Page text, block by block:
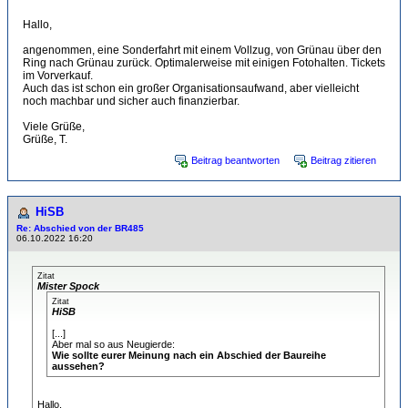
Hallo,
angenommen, eine Sonderfahrt mit einem Vollzug, von Grünau über den
Ring nach Grünau zurück. Optimalerweise mit einigen Fotohalten. Tickets
im Vorverkauf.
Auch das ist schon ein großer Organisationsaufwand, aber vielleicht
noch machbar und sicher auch finanzierbar.
Viele Grüße,
Grüße, T.
Beitrag beantworten Beitrag zitieren
HiSB
Re: Abschied von der BR485
06.10.2022 16:20
Zitat
Mister Spock
Zitat
HiSB
[...]
Aber mal so aus Neugierde:
Wie sollte eurer Meinung nach ein Abschied der Baureihe
aussehen?
Hallo,